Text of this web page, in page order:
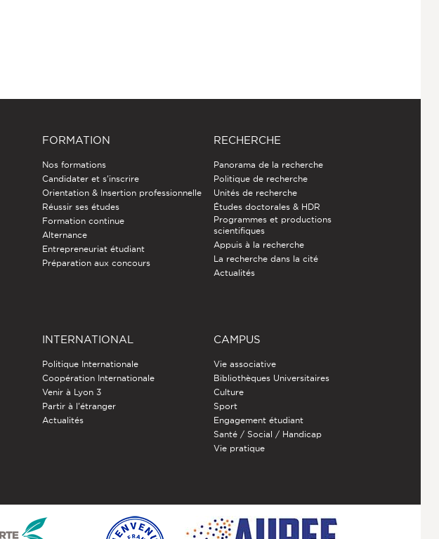
FORMATION
Nos formations
Candidater et s'inscrire
Orientation & Insertion professionnelle
Réussir ses études
Formation continue
Alternance
Entrepreneuriat étudiant
Préparation aux concours
RECHERCHE
Panorama de la recherche
Politique de recherche
Unités de recherche
Études doctorales & HDR
Programmes et productions
scientifiques
Appuis à la recherche
La recherche dans la cité
Actualités
INTERNATIONAL
Politique Internationale
Coopération Internationale
Venir à Lyon 3
Partir à l'étranger
Actualités
CAMPUS
Vie associative
Bibliothèques Universitaires
Culture
Sport
Engagement étudiant
Santé / Social / Handicap
Vie pratique